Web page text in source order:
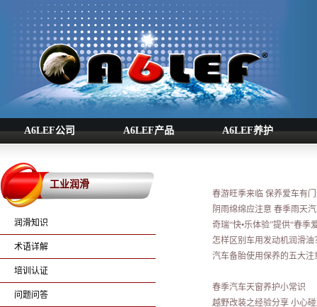
A6LEF公司 A6LEF产品 A6LEF养护
工业润滑
润滑知识
术语详解
培训认证
问题问答
春游旺季来临 保养爱车有
阴雨绵绵应注意 春季雨天
奇瑞“快•乐体验”提供“春季
怎样区别车用发动机润滑油
汽车备胎使用保养的五大注
春季汽车天窗养护小常识
越野改装之经验分享 小心